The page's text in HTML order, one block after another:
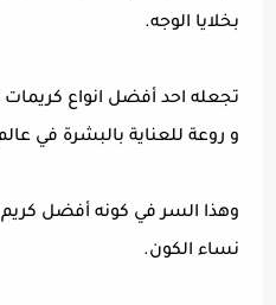
بخلايا الوجه.
تجعله احد أفضل انواع كريمات
و روعة للعناية بالبشرة في
وهذا السر في كونه أفضل
نساء الكون.